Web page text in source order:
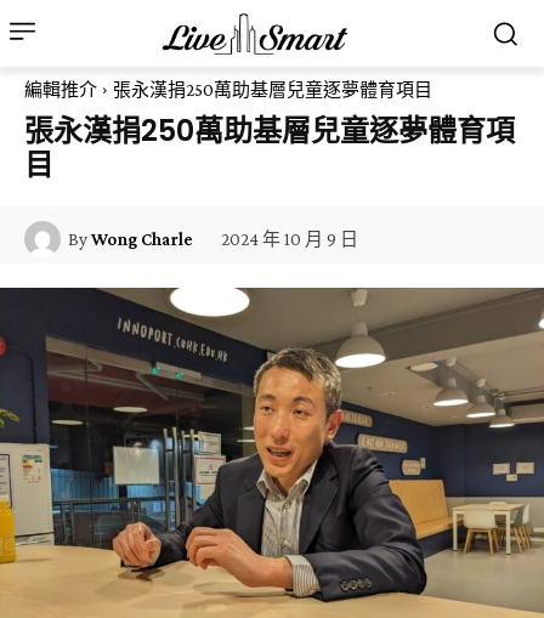
編輯推介 張永漢捐250萬助基層兒童逐夢體育項目
張永漢捐250萬助基層兒童逐夢體育項
目
ByWong Charle 2024 年 10 月 9 日